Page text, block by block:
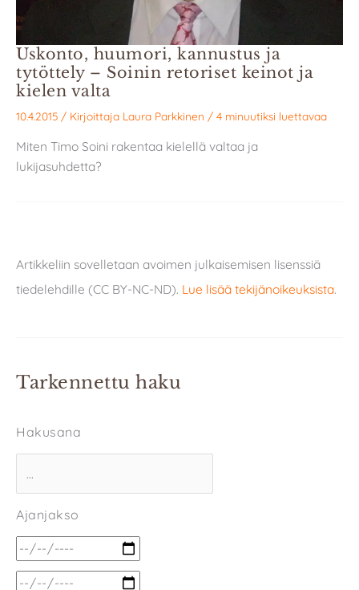
Uskonto, huumori, kannustus ja
tytöttely – Soinin retoriset keinot ja
kielen valta
10.4.2015 / Kirjoittaja Laura Parkkinen / 4 minuutiksi luettavaa
Miten Timo Soini rakentaa kielellä valtaa ja
lukijasuhdetta?
Artikkeliin sovelletaan avoimen julkaisemisen lisenssiä
tiedelehdille (CC BY-NC-ND). Lue lisää tekijänoikeuksista.
Tarkennettu haku
Hakusana
Ajanjakso